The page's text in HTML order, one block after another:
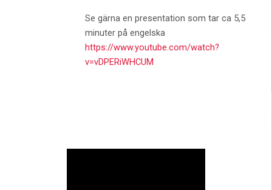
Se gärna en presentation som tar ca 5,5
minuter på engelska
https://www.youtube.com/watch?
v=vDPERiWHCUM